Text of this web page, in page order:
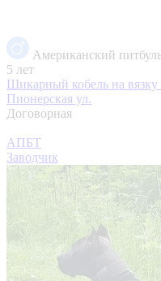
Американский
5 лет
Шикарный кобель на вязку
Пионерская ул.
Договорная
АПБТ
Заводчик